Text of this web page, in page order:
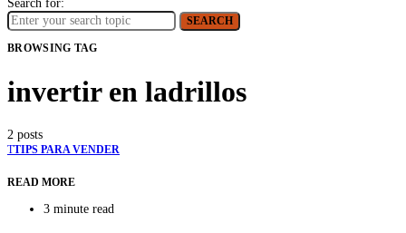
Search for:
SEARCH
BROWSING TAG
invertir en ladrillos
2 posts
TTIPS PARA VENDER
READ MORE
3 minute read